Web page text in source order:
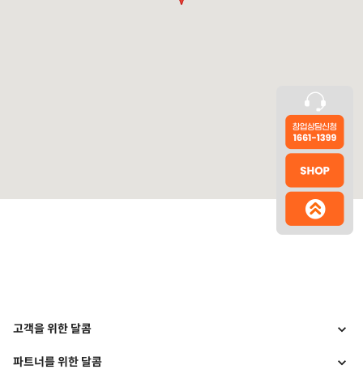
고객을 위한 달콤
파트너를 위한 달콤